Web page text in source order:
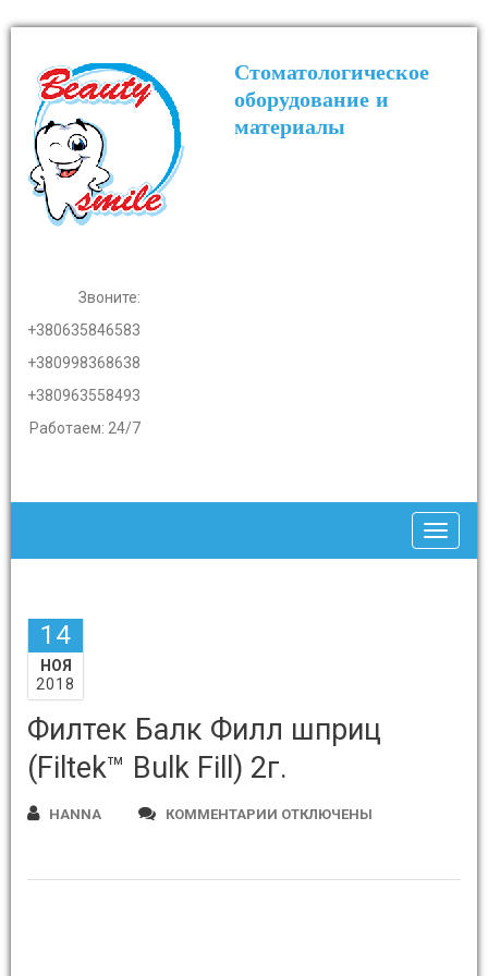
Стоматологическое
оборудование и
материалы
Звоните:
+380635846583
+380998368638
+380963558493
Работаем: 24/7
14
НОЯ
2018
Филтек Балк Филл шприц
(Filtek™ Bulk Fill) 2г.
HANNA КОММЕНТАРИИ КОТКЛЮЧЕНЫ